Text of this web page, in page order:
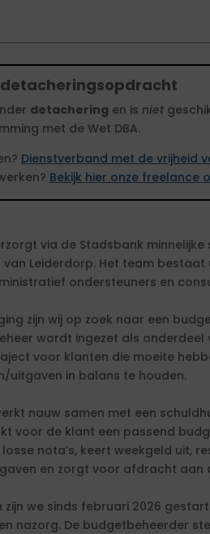
detacheringsopdracht
detachering en is niet
met de Wet DBA.
Dienstverband met de vrijheid
Bekijk hier onze freelance
via de Stadsbank
van Leiderdorp. Het team
ondersteuners en
zijn wij op zoek naar een
wordt ingezet als onderdeel
voor klanten die moeite
uitgaven in balans te houden.
nauw samen met een
voor de klant een passend
nota’s, keert weekgeld uit,
en zorgt voor afdracht aan
zijn we sinds februari 2026
nazorg. De budgetbeheerder